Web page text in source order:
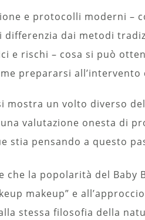
e protocolli moderni –
differenzia dai metodi
e rischi – cosa si può
prepararsi all’intervento
mostra un volto diverso
valutazione onesta di
stia pensando a questo
che la popolarità del Baby
makeup” e
stessa filosofia della